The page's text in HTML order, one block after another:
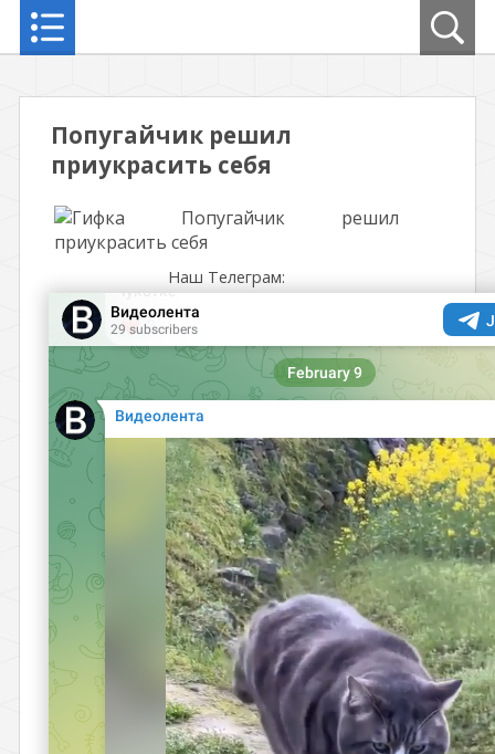
Попугайчик решил
приукрасить себя
Наш Телеграм: